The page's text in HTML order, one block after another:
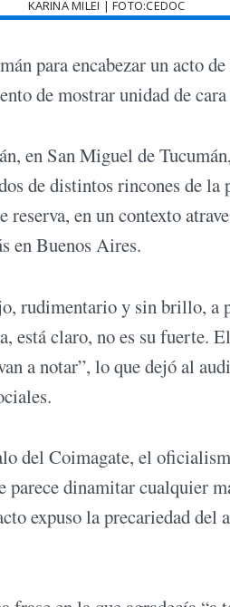
KARINA MILEI | FOTO:CEDOC
para encabezar un acto
de mostrar unidad de
en San Miguel de
de distintos rincones de
en un contexto
en Buenos Aires.
rudimentario y sin brillo, a
está claro, no es su fuerte.
a notar”, lo que dejó al
del Coimagate, el
parece dinamitar cualquier
expuso la precariedad